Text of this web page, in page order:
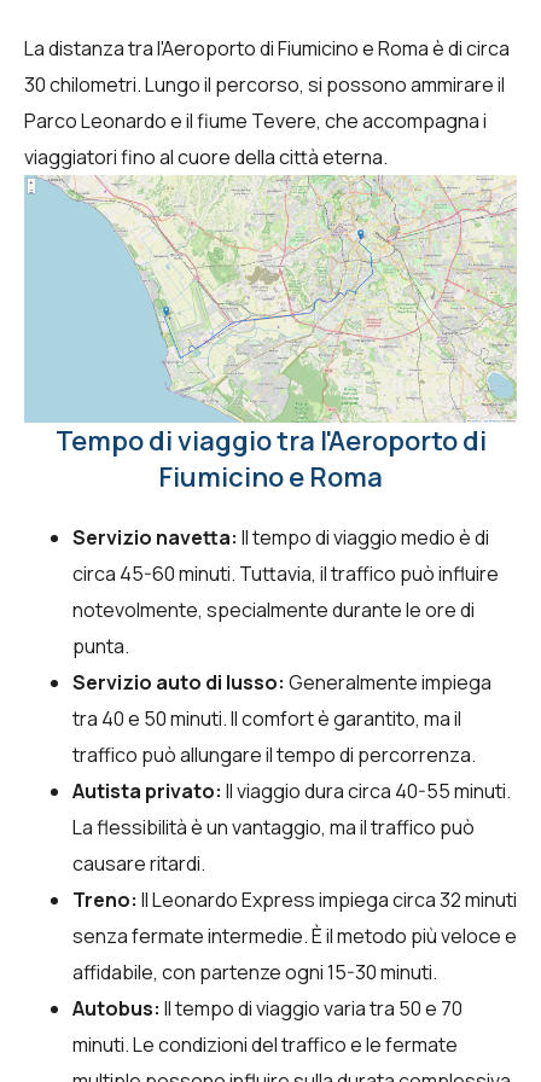
La distanza tra l'Aeroporto di Fiumicino e Roma è di circa
30 chilometri. Lungo il percorso, si possono ammirare il
Parco Leonardo e il fiume Tevere, che accompagna i
viaggiatori fino al cuore della città eterna.
Tempo di viaggio tra l'Aeroporto di
Fiumicino e Roma
Servizio navetta: Il tempo di viaggio medio è di
circa 45-60 minuti. Tuttavia, il traffico può influire
notevolmente, specialmente durante le ore di
punta.
Servizio auto di lusso: Generalmente impiega
tra 40 e 50 minuti. Il comfort è garantito, ma il
traffico può allungare il tempo di percorrenza.
Autista privato: Il viaggio dura circa 40-55 minuti.
La flessibilità è un vantaggio, ma il traffico può
causare ritardi.
Treno: Il Leonardo Express impiega circa 32 minuti
senza fermate intermedie. È il metodo più veloce e
affidabile, con partenze ogni 15-30 minuti.
Autobus: Il tempo di viaggio varia tra 50 e 70
minuti. Le condizioni del traffico e le fermate